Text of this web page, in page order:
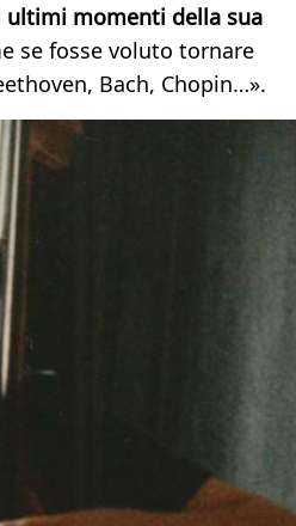
ultimi momenti della sua
se fosse voluto tornare
Bach, Chopin…».